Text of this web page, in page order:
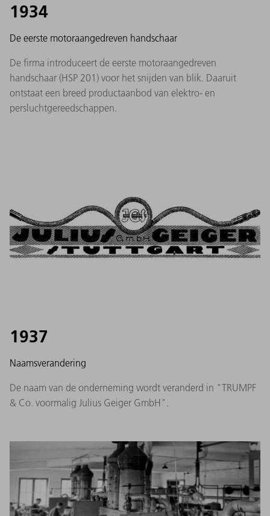
1934
De eerste motoraangedreven handschaar
De firma introduceert de eerste motoraangedreven
handschaar (HSP 201) voor het snijden van blik. Daaruit
ontstaat een breed productaanbod van elektro- en
persluchtgereedschappen.
1937
Naamsverandering
De naam van de onderneming wordt veranderd in "TRUMPF
& Co. voormalig Julius Geiger GmbH".